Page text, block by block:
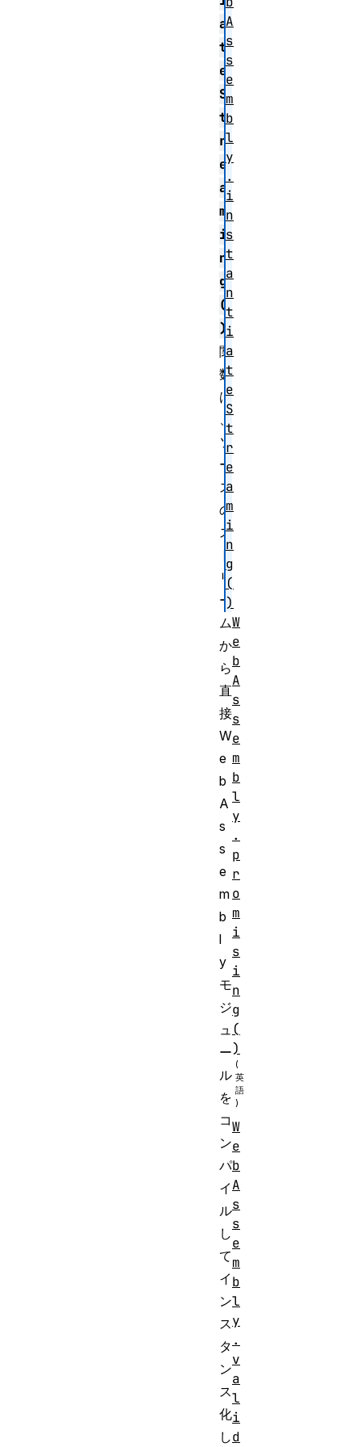
a
t
e
S
t
r
e
a
m
i
n
g
(
)
関
数
は
、
ソ
ー
ス
の
ス
ト
リ
ー
ム
か
ら
直
接
W
e
b
A
s
s
e
m
b
l
y
モ
ジ
ュ
ー
ル
を
コ
ン
パ
イ
ル
し
て
イ
ン
ス
タ
ン
ス
化
し
A
s
s
e
m
b
l
y
.
i
n
s
t
a
n
t
i
a
t
e
S
t
r
e
a
m
i
n
g
(
)
W
e
b
A
s
s
e
m
b
l
y
.
p
r
o
m
i
s
i
n
g
(
)
W
e
b
A
s
s
e
m
b
l
y
.
v
a
l
i
d